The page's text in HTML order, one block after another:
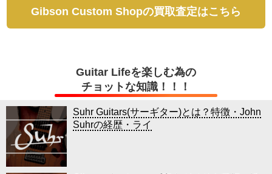
Gibson Custom Shopの買取査定はこちら
Guitar Lifeを楽しむ為の
チョットな知識！！！
Suhr Guitars(サーギター)とは？特徴・John
Suhrの経歴・ライ